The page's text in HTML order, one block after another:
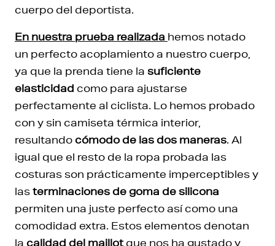
cuerpo del deportista.
En nuestra prueba realizada hemos notado
un perfecto acoplamiento a nuestro cuerpo,
ya que la prenda tiene la suficiente
elasticidad como para ajustarse
perfectamente al ciclista. Lo hemos probado
con y sin camiseta térmica interior,
resultandocómodo de las dos maneras. Al
igual que el resto de la ropa probada las
costuras son prácticamente imperceptibles y
lasterminaciones de goma de silicona
permiten una juste perfecto así como una
comodidad extra. Estos elementos denotan
la calidad del maillotque nos ha gustado y